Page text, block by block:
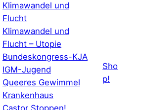
Klimawandel und
Flucht
Klimawandel und
Flucht – Utopie
Bundeskongress-KJA
IGM-Jugend
Queeres Gewimmel
Krankenhaus
Sho
p!